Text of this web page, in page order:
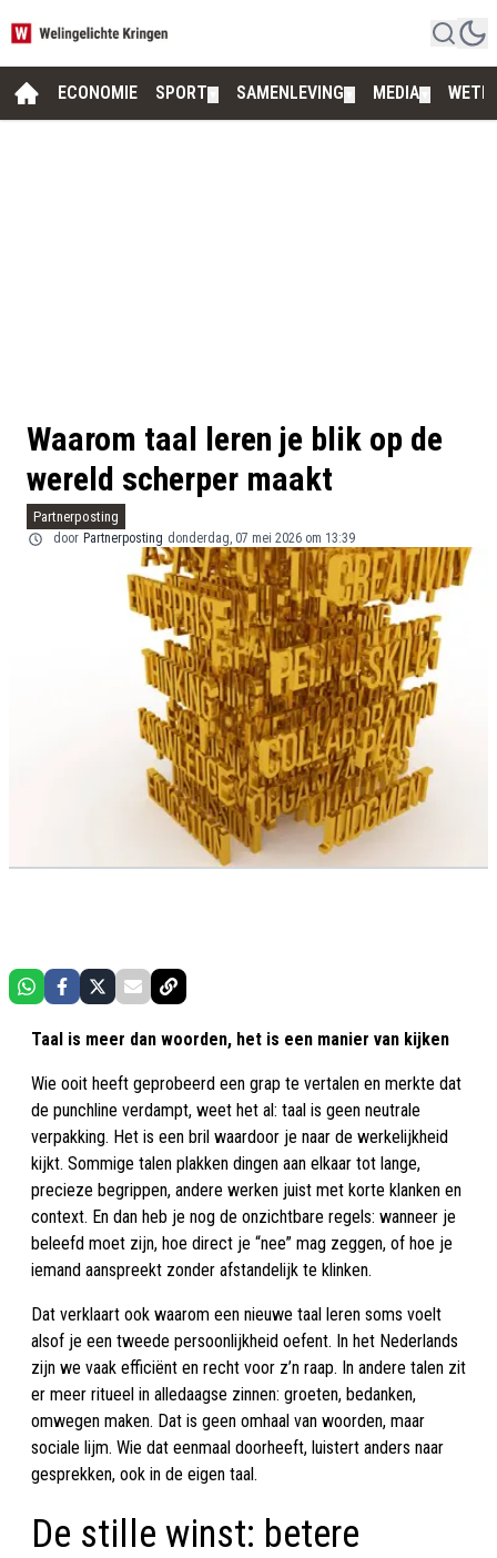
ECONOMIE SPORT SAMENLEVING MEDIA
Waarom taal leren je blik op de
wereld scherper maakt
Partnerposting
door Partnerposting donderdag, 07 mei 2026 om 13:39
Taal is meer dan woorden, het is een manier van kijken
Wie ooit heeft geprobeerd een grap te vertalen en merkte dat
de punchline verdampt, weet het al: taal is geen neutrale
verpakking. Het is een bril waardoor je naar de werkelijkheid
kijkt. Sommige talen plakken dingen aan elkaar tot lange,
precieze begrippen, andere werken juist met korte klanken en
context. En dan heb je nog de onzichtbare regels: wanneer je
beleefd moet zijn, hoe direct je “nee” mag zeggen, of hoe je
iemand aanspreekt zonder afstandelijk te klinken.
Dat verklaart ook waarom een nieuwe taal leren soms voelt
alsof je een tweede persoonlijkheid oefent. In het Nederlands
zijn we vaak efficiënt en recht voor z’n raap. In andere talen zit
er meer ritueel in alledaagse zinnen: groeten, bedanken,
omwegen maken. Dat is geen omhaal van woorden, maar
sociale lijm. Wie dat eenmaal doorheeft, luistert anders naar
gesprekken, ook in de eigen taal.
De stille winst: betere